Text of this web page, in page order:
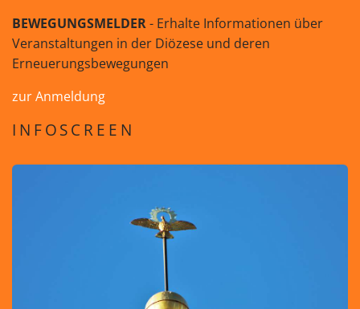
BEWEGUNGSMELDER- Erhalte Informationen über
Veranstaltungen in der Diözese und deren
Erneuerungsbewegungen
zur Anmeldung
INFOSCREEN